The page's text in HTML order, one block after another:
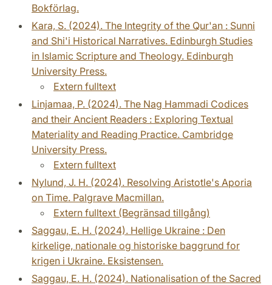
Bokförlag.
Kara, S. (2024). The Integrity of the Qur'an : Sunni
and Shi'i Historical Narratives. Edinburgh Studies
in Islamic Scripture and Theology. Edinburgh
University Press.
Extern fulltext
Linjamaa, P. (2024). The Nag Hammadi Codices
and their Ancient Readers : Exploring Textual
Materiality and Reading Practice. Cambridge
University Press.
Extern fulltext
Nylund, J. H. (2024). Resolving Aristotle's Aporia
on Time. Palgrave Macmillan.
Extern fulltext (Begränsad tillgång)
Saggau, E. H. (2024). Hellige Ukraine : Den
kirkelige, nationale og historiske baggrund for
krigen i Ukraine. Eksistensen.
Saggau, E. H. (2024). Nationalisation of the Sacred